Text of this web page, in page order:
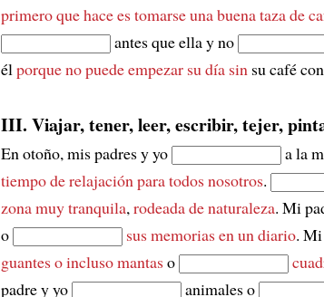
primero que hace estomarse una buena taza de
antes que ella y no
élporque no puede empezar su día sinsu café
III. Viajar, tener, leer, escribir, tejer,
En otoño, mis padres y yo a la
tiempo de relajación para todos nosotros.
zona muy tranquila,rodeada de naturaleza. Mi
o
sus memorias en un diario. Mi
guantes o incluso mantaso
padre y yo
animales o